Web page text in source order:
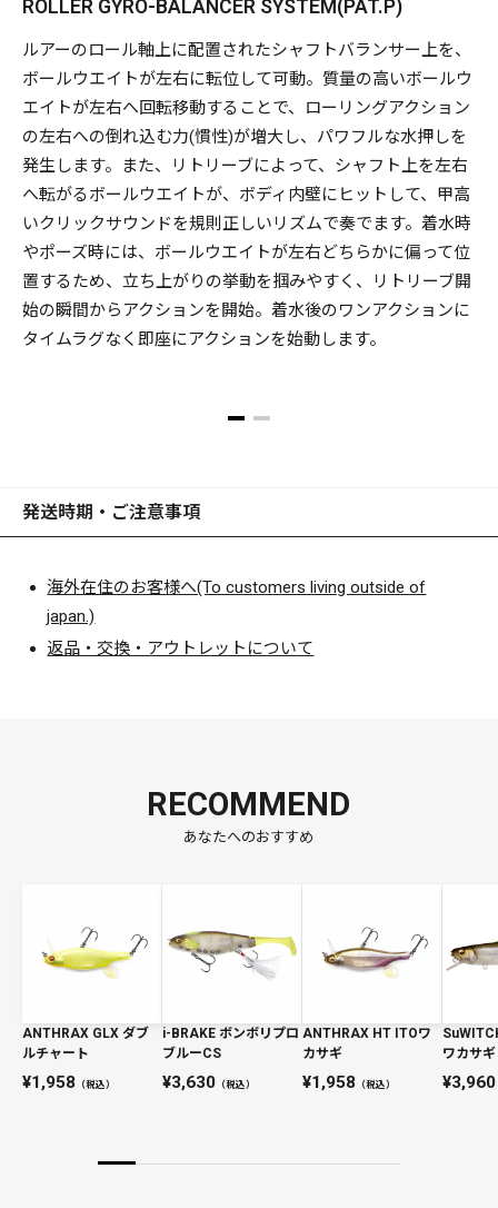
ROLLER GYRO-BALANCER SYSTEM(PAT.P)
ルアーのロール軸上に配置されたシャフトバランサー上を、
ボールウエイトが左右に転位して可動。質量の高いボールウ
エイトが左右へ回転移動することで、ローリングアクション
の左右への倒れ込む力(慣性)が増大し、パワフルな水押しを
発生します。また、リトリーブによって、シャフト上を左右
へ転がるボールウエイトが、ボディ内壁にヒットして、甲高
いクリックサウンドを規則正しいリズムで奏でます。着水時
やポーズ時には、ボールウエイトが左右どちらかに偏って位
置するため、立ち上がりの挙動を掴みやすく、リトリーブ開
始の瞬間からアクションを開始。着水後のワンアクションに
タイムラグなく即座にアクションを始動します。
発送時期・ご注意事項
海外在住のお客様へ(To customers living outside of
japan.)
返品・交換・アウトレットについて
RECOMMEND
あなたへのおすすめ
ANTHRAX GLX ダブ
ルチャート
1,958 （税込）
i-BRAKE ボンボリプロ
ブルーCS
3,630（税込）
ANTHRAX HT ITOワ
カサギ
1,958 （税込）
ワカサギ
3,960